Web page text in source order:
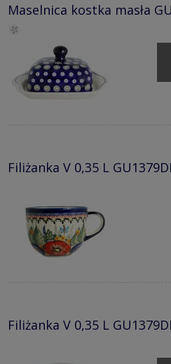
Maselnica kostka masła
Filiżanka V 0,35 L
Filiżanka V 0,35 L